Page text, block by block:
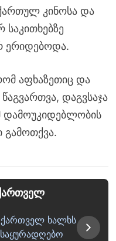
კინოსა და
ერიდებოდა.
აფხაზეთიც და
დაგვსაჯა
ქართველ
ქართველ ხალხს